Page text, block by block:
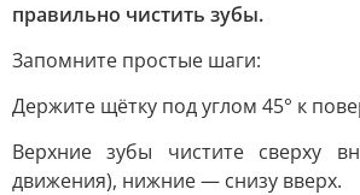
правильно чистить зубы.
Запомните простые шаги:
Держите щётку под углом 45° к
Верхние зубы чистите сверху
движения), нижние — снизу вверх.